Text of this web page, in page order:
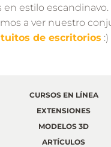
en estilo escandinavo.
a ver nuestro
de escritorios :)
CURSOS EN LÍNEA
EXTENSIONES
MODELOS 3D
ARTÍCULOS